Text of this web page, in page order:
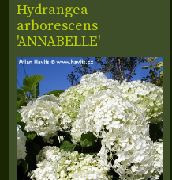
Hydrangea
arborescens
'ANNABELLE'